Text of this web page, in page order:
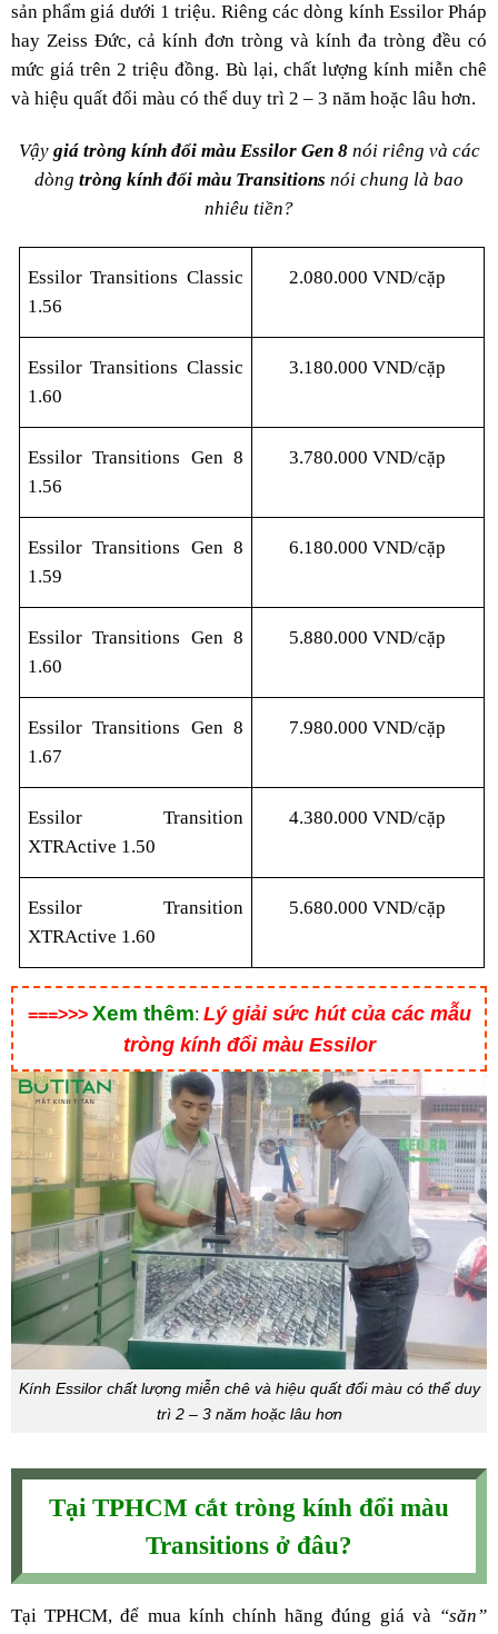
sản phẩm giá dưới 1 triệu. Riêng các dòng kính Essilor Pháp
hay Zeiss Đức, cả kính đơn tròng và kính đa tròng đều có
mức giá trên 2 triệu đồng. Bù lại, chất lượng kính miễn chê
và hiệu quất đổi màu có thể duy trì 2 – 3 năm hoặc lâu hơn.
Vậy giá tròng kính đổi màu Essilor Gen 8nói riêng và các
dòng tròng kính đổi màu Transitions nói chung là bao
nhiêu tiền?
Essilor Transitions Classic
1.56
2.080.000 VND/cặp
Essilor Transitions Classic
1.60
3.180.000 VND/cặp
Essilor Transitions Gen 8
1.56
3.780.000 VND/cặp
Essilor Transitions Gen 8
1.59
6.180.000 VND/cặp
Essilor Transitions Gen 8
1.60
5.880.000 VND/cặp
Essilor Transitions Gen 8
1.67
7.980.000 VND/cặp
Essilor Transition
XTRActive 1.50
4.380.000 VND/cặp
Essilor Transition
XTRActive 1.60
5.680.000 VND/cặp
===>>> Xem thêm: Lý giải sức hút của các mẫu
tròng kính đổi màu Essilor
Kính Essilor chất lượng miễn chê và hiệu quất đổi màu có thể duy
trì 2 – 3 năm hoặc lâu hơn
Tại TPHCM cắt tròng kính đổi màu
Transitions ở đâu?
Tại TPHCM, để mua kính chính hãng đúng giá và “săn”